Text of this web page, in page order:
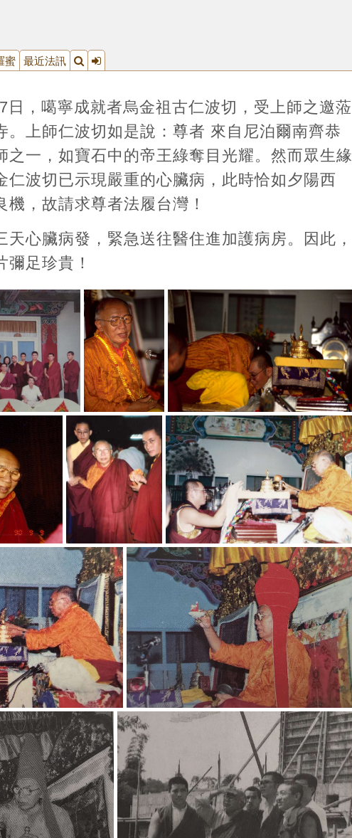
蜜 最近法訊
，噶寧成就者烏金祖古仁波切，受上師之邀蒞
。上師仁波切如是說：尊者 來自尼泊爾南齊恭
之一，如寶石中的帝王綠奪目光耀。然而眾生緣
仁波切已示現嚴重的心臟病，此時恰如夕陽西
機，故請求尊者法履台灣！
心臟病發，緊急送往醫住進加護病房。因此，
足珍貴！